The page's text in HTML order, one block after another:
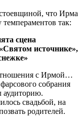
что Ирма
темпераментов так:
сцена
источнике»,
с Ирмой…
собрания
аудиторию.
свадьбой, на
родителей.